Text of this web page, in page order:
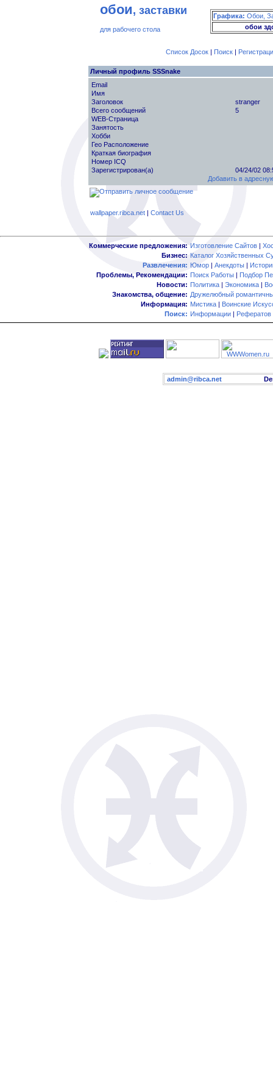
обои, заставки
для рабочего стола
Графика: Обои,
обои
Список Досок | Поиск |
Личный профиль SSSnake
Email
Имя
Заголовок
stranger
Всего сообщений
5
WEB-Страница
Занятость
Хобби
Гео Расположение
Краткая биография
Номер ICQ
Зарегистрирован(а)
04/24/02
Добавить в
wallpaper.ribca.net| Contact Us
Коммерческие предложения: Изготовление Сайтов |
Бизнес: Каталог Хозяйственных
Развлечения: Юмор | Анекдоты |
Проблемы, Рекомендации: Поиск Работы | Подбор
Новости: Политика | Экономика |
Знакомства, общение: Дружелюбный
Информация: Мистика | Воинские
Поиск: Информации | Рефератов
admin@ribca.net